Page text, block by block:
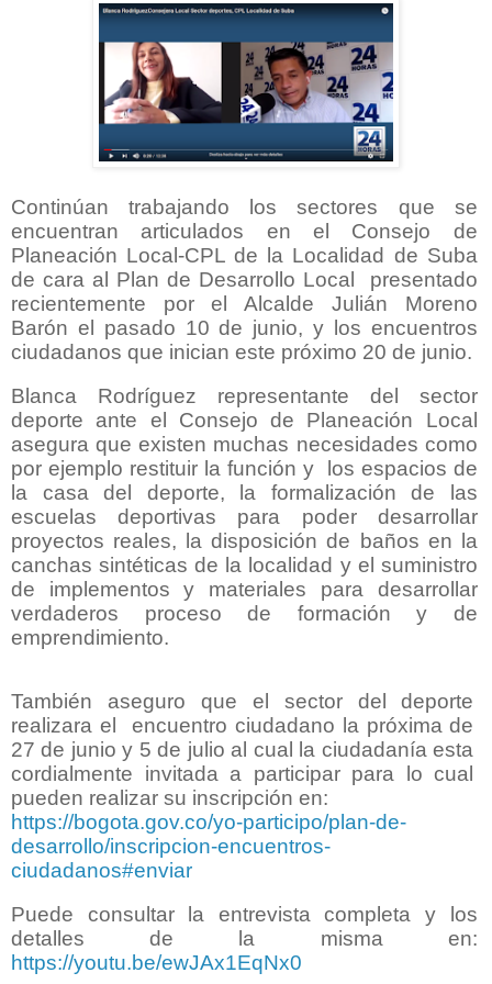
Continúan trabajando los sectores que se
encuentran articulados en el Consejo de
Planeación Local-CPL de la Localidad de Suba
de cara al Plan de Desarrollo Local
presentado
recientemente por el Alcalde Julián Moreno
Barón el pasado 10 de junio, y los encuentros
ciudadanos que inician este próximo 20 de junio.
Blanca Rodríguez representante del sector
deporte ante el Consejo de Planeación Local
asegura que existen muchas necesidades como
por ejemplo restituir la función y
los espacios de
la casa del deporte, la formalización de las
escuelas deportivas para poder desarrollar
proyectos reales, la disposición de baños en la
canchas sintéticas de la localidad y el suministro
de implementos y materiales para desarrollar
verdaderos proceso de formación y de
emprendimiento.
También aseguro que el sector del deporte
realizara el
encuentro ciudadano la próxima de
27 de junio y 5 de julio al cual la ciudadanía esta
cordialmente invitada a participar para lo cual
pueden realizar su inscripción en:
https://bogota.gov.co/yo-participo/plan-de-
desarrollo/inscripcion-encuentros-
ciudadanos#enviar
Puede consultar la entrevista completa y los
detalles de la misma en:
https://youtu.be/ewJAx1EqNx0